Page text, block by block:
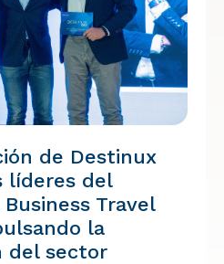
de Destinux
líderes del
Travel
la
del sector